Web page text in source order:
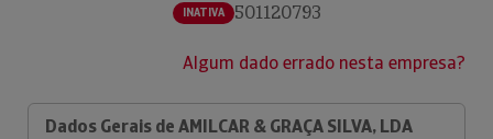
INATIVA 501120793
Algum dado errado nesta empresa?
Dados Gerais de AMILCAR & GRAÇA SILVA, LDA